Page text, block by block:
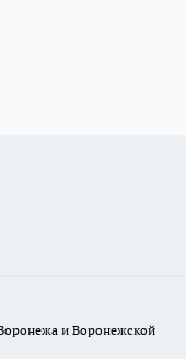
и Воронежской